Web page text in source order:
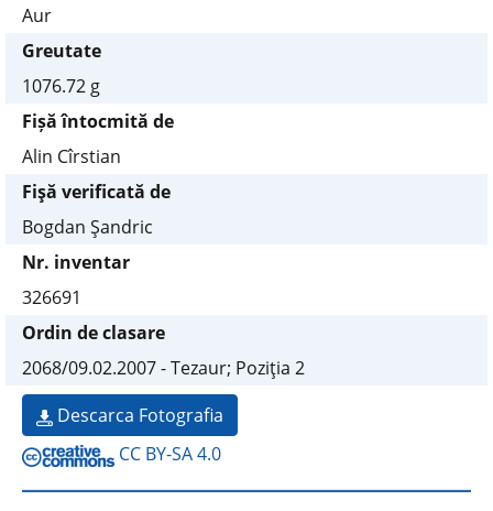
Aur
Greutate
1076.72 g
Fișă întocmită de
Alin Cîrstian
Fişă verificată de
Bogdan Şandric
Nr. inventar
326691
Ordin de clasare
2068/09.02.2007 - Tezaur; Poziţia 2
Descarca Fotografia
CC BY-SA 4.0